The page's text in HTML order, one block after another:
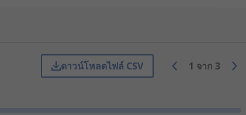
efficient applications.
be done on metal, glass,
allows you to
ดาวน์โหลดไฟล์ CSV 1 จาก 3